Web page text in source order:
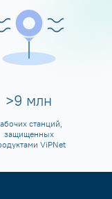
>10 млн
станций,
защищенных
ViPNet